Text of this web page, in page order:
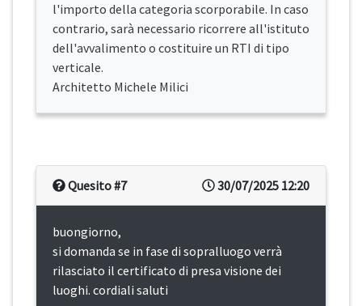
l'importo della categoria scorporabile. In caso
contrario, sarà necessario ricorrere all'istituto
dell'avvalimento o costituire un RTI di tipo
verticale.
Architetto Michele Milici
30/07/2025 12:20
Quesito #7
buongiorno,
si domanda se in fase di sopralluogo verrà
rilasciato il certificato di presa visione dei
luoghi. cordiali saluti